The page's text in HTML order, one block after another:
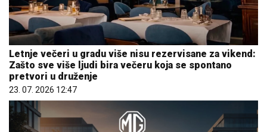
Letnje večeri u gradu više nisu rezervisane za vikend:
Zašto sve više ljudi bira večeru koja se spontano
pretvori u druženje
23. 07. 2026 12:47